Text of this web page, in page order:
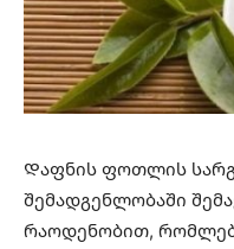
Დაფნის ფოთლის
შემადგენლობაში
რაოდენობით,